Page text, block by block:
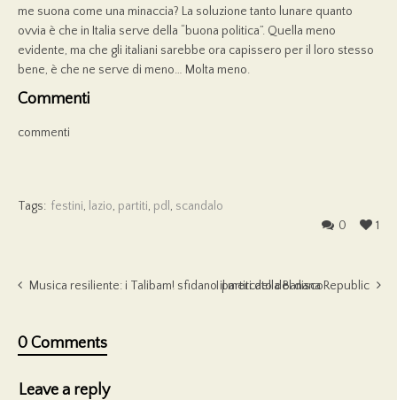
me suona come una minaccia? La soluzione tanto lunare quanto
ovvia è che in Italia serve della “buona politica”. Quella meno
evidente, ma che gli italiani sarebbe ora capissero per il loro stesso
bene, è che ne serve di meno… Molta meno.
Commenti
commenti
Tags: festini, lazio, partiti, pdl , scandalo
1
0
Musica resiliente: i Talibam! sfidano il mercato del disco
I partiti della Banana Republic
0 Comments
Leave a reply